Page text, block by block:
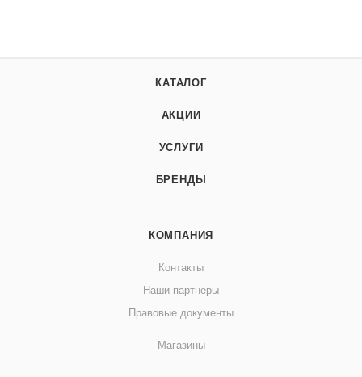
КАТАЛОГ
АКЦИИ
УСЛУГИ
БРЕНДЫ
КОМПАНИЯ
Контакты
Наши партнеры
Правовые документы
Магазины